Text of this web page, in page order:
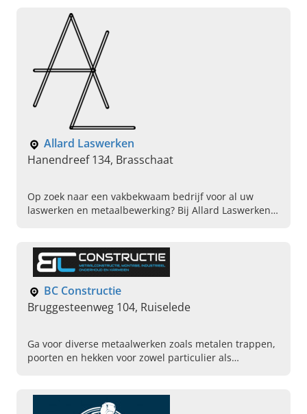
constructies, Metalen borstweringen
Allard Laswerken
Hanendreef 134, Brasschaat
Op zoek naar een vakbekwaam bedrijf voor al uw
laswerken en metaalbewerking? Bij Allard Laswerken
BC Constructie
Bruggesteenweg 104, Ruiselede
Ga voor diverse metaalwerken zoals metalen trappen,
poorten en hekken voor zowel particulier als